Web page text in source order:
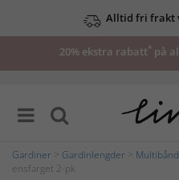
Alltid fri frakt
20% ekstra rabatt* på
Gardiner Gardinlengder
ensfarget 2-pk